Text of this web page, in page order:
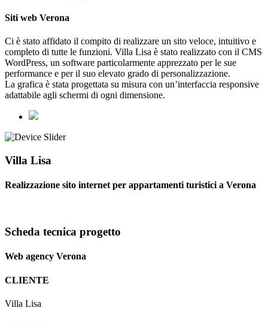
Siti web Verona
Ci è stato affidato il compito di realizzare un sito veloce, intuitivo e
completo di tutte le funzioni. Villa Lisa è stato realizzato con il CMS
WordPress, un software particolarmente apprezzato per le sue
performance e per il suo elevato grado di personalizzazione.
La grafica è stata progettata su misura con un’interfaccia responsive
adattabile agli schermi di ogni dimensione.
Villa Lisa
Realizzazione sito internet per appartamenti turistici a Verona
Scheda tecnica progetto
Web agency Verona
CLIENTE
Villa Lisa